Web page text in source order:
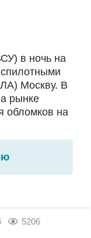
в ночь на
Москву. В
рынке
обломков на
5206